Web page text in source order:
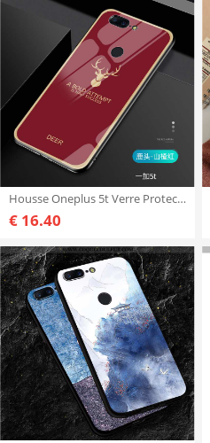
Housse Oneplus 5t Verre Protection Tout Compris, Étui Oneplus 5t Personnalité Bovins Rouge
€ 16.40